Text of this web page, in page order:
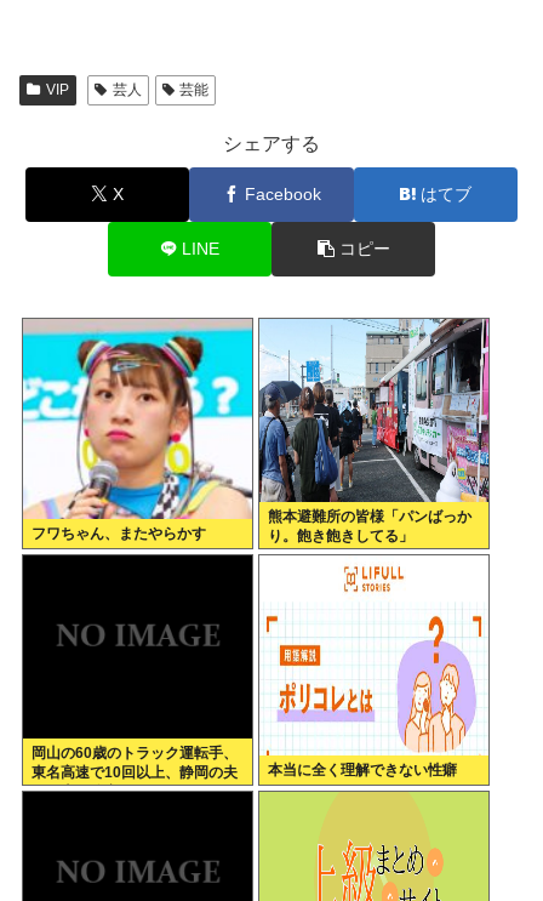
VIP 芸人 芸能
シェアする
X Facebook はてブ
LINE コピー
フワちゃん、またやらかす
熊本避難所の皆様「パンばっか
り。飽き飽きしてる」
岡山の60歳のトラック運転手、
東名高速で10回以上、静岡の夫
婦の車に追突
本当に全く理解できない性癖